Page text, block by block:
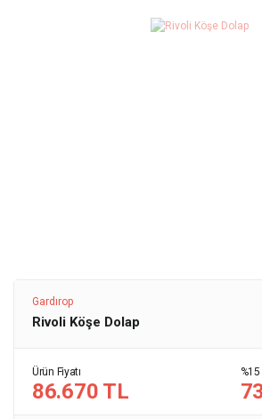
Gardırop
Rivoli Köşe Dolap
Ürün Fiyatı
86.670 TL